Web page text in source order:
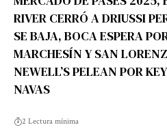
RIVER CERRÓ A DRIUSSI
SE BAJA, BOCA ESPERA
MARCHESÍN Y SAN
NEWELL’S PELEAN POR
NAVAS
2 Lectura mínima